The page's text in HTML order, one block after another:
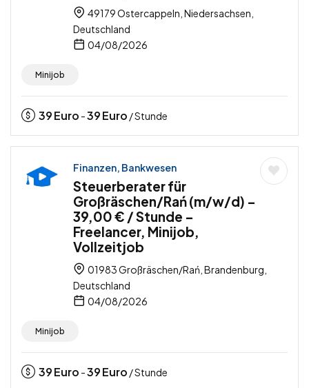
49179 Ostercappeln, Niedersachsen,
Deutschland
04/08/2026
Minijob
39Euro -39Euro / Stunde
Finanzen, Bankwesen
Steuerberater für
Großräschen/Rań (m/w/d) –
39,00 € / Stunde –
Freelancer, Minijob,
Vollzeitjob
01983 Großräschen/Rań, Brandenburg,
Deutschland
04/08/2026
Minijob
39Euro -39Euro / Stunde